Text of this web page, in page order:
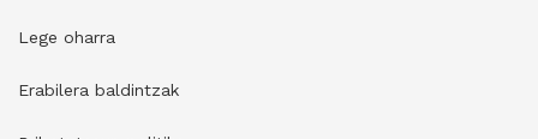
Lege oharra
Erabilera baldintzak